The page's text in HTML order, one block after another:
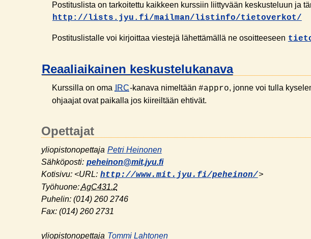
Postituslista on tarkoitettu kaikkeen kurssiin liittyvään keskusteluun ja
http://lists.jyu.fi/mailman/listinfo/tietoverkot/
Postituslistalle voi kirjoittaa viestejä lähettämällä ne osoitteeseen
Reaaliaikainen keskustelukanava
Kurssilla on oma IRC-kanava nimeltään #appro, jonne voi tulla
ohjaajat ovat paikalla jos kiireiltään ehtivät.
Opettajat
yliopistonopettaja Petri Heinonen
Sähköposti: peheinon@mit.jyu.fi
Kotisivu: <URL: http://www.mit.jyu.fi/peheinon/>
Työhuone:AgC431.2
Puhelin: (014) 260 2746
Fax: (014) 260 2731
yliopistonopettaja Tommi Lahtonen